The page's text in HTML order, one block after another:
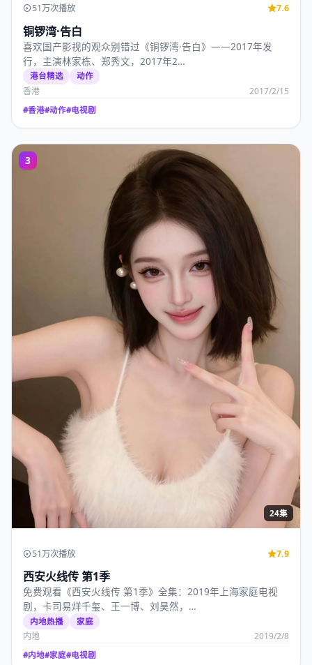
51万次播放 7.6
铜锣湾·告白
喜欢国产影视的观众别错过《铜锣湾·告白》——2017年发
行，主演林家栋、郑秀文，2017年2…
港台精选 动作
香港 2017/2/15
#香港#动作#电视剧
3
24集
51万次播放 7.9
西安火线传 第1季
免费观看《西安火线传 第1季》全集：2019年上海家庭电视
剧，卡司易烊千玺、王一博、刘昊然，…
内地热播 家庭
内地 2019/2/8
#内地#家庭#电视剧